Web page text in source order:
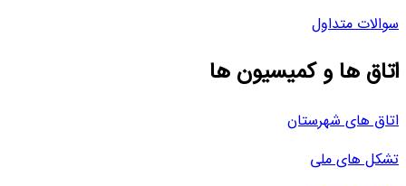
سوالات متداول
اتاق ها و کمیسیون ها
اتاق های شهرستان
تشکل های ملی